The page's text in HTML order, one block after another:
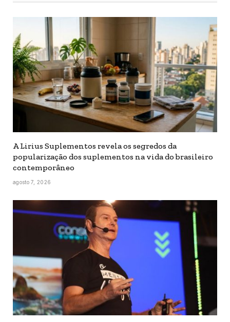
A Lirius Suplementos revela os segredos da
popularização dos suplementos na vida do brasileiro
contemporâneo
agosto 7, 2026